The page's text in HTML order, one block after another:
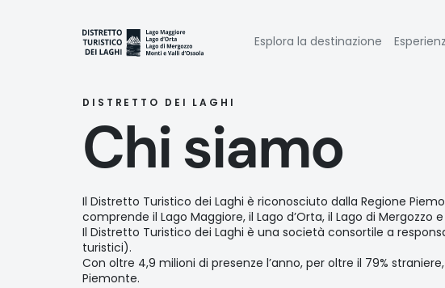
principale
Esplora la destinazione
DISTRETTO DEI LAGHI
Chi siamo
Il Distretto Turistico dei Laghi è riconosciuto dalla Regione
comprende il Lago Maggiore, il Lago d’Orta, il Lago di Mergozzo e
Il Distretto Turistico dei Laghi è una società consortile a
turistici).
Con oltre 4,9 milioni di presenze l’anno, per oltre il 79%
Piemonte.